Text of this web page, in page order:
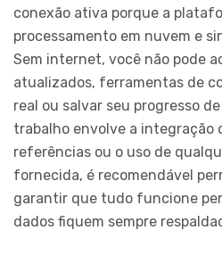
conexão ativa porque a
processamento em nuvem e
Sem internet, você não pode
atualizados, ferramentas de
real ou salvar seu progresso
trabalho envolve a integração
referências ou o uso de
fornecida, é recomendável
garantir que tudo funcione
dados fiquem sempre